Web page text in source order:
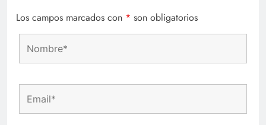
Los campos marcados con * son obligatorios